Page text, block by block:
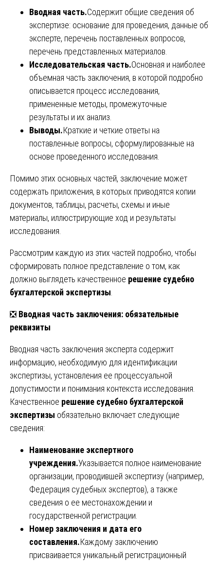
Вводная часть.Содержит общие сведения об
экспертизе: основание для проведения, данные об
эксперте, перечень поставленных вопросов,
перечень представленных материалов.
Исследовательская часть.Основная и наиболее
объемная часть заключения, в которой подробно
описывается процесс исследования,
примененные методы, промежуточные
результаты и их анализ.
Выводы.Краткие и четкие ответы на
поставленные вопросы, сформулированные на
основе проведенного исследования.
Помимо этих основных частей, заключение может
содержать приложения, в которых приводятся копии
документов, таблицы, расчеты, схемы и иные
материалы, иллюстрирующие ход и результаты
исследования.
Рассмотрим каждую из этих частей подробно, чтобы
сформировать полное представление о том, как
должно выглядеть качественное решение судебно
бухгалтерской экспертизы
❎ Вводная часть заключения: обязательные
реквизиты
Вводная часть заключения эксперта содержит
информацию, необходимую для идентификации
экспертизы, установления ее процессуальной
допустимости и понимания контекста исследования.
Качественное решение судебно бухгалтерской
экспертизы обязательно включает следующие
сведения:
Наименование экспертного
учреждения.Указывается полное наименование
организации, проводившей экспертизу (например,
Федерация судебных экспертов), а также
сведения о ее местонахождении и
государственной регистрации.
Номер заключения и дата его
составления.Каждому заключению
присваивается уникальный регистрационный